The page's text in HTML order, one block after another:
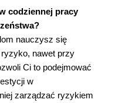
codziennej pracy
nauczysz się
nawet przy
Ci to podejmować
w
zarządzać ryzykiem